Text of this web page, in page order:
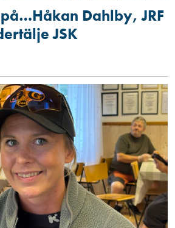
Dahlby, JRF
JSK